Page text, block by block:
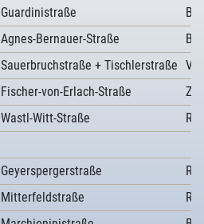
Guardinistraße
Agnes-Bernauer-Straße
Sauerbruchstraße + Tischlerstraße
Fischer-von-Erlach-Straße
Wastl-Witt-Straße
Geyerspergerstraße
Mitterfeldstraße